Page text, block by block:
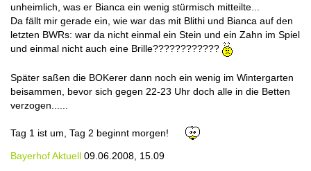
unheimlich, was er Bianca ein wenig stürmisch mitteilte...
Da fällt mir gerade ein, wie war das mit Blithi und Bianca auf den
letzten BWRs: war da nicht einmal ein Stein und ein Zahn im Spiel
und einmal nicht auch eine Brille????????????
Später saßen die BOKerer dann noch ein wenig im Wintergarten
beisammen, bevor sich gegen 22-23 Uhr doch alle in die Betten
verzogen......
Tag 1 ist um, Tag 2 beginnt morgen!
Bayerhof Aktuell 09.06.2008, 15.09